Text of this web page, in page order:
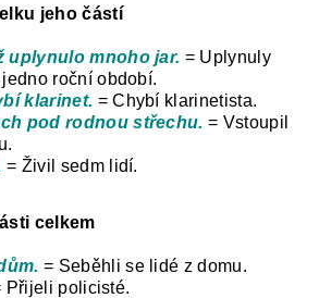
jeho částí
uplynulo mnoho jar. = Uplynuly
roční období.
klarinet. = Chybí klarinetista.
pod rodnou střechu. = Vstoupil
= Živil sedm lidí.
celkem
= Seběhli se lidé z domu.
Přijeli policisté.